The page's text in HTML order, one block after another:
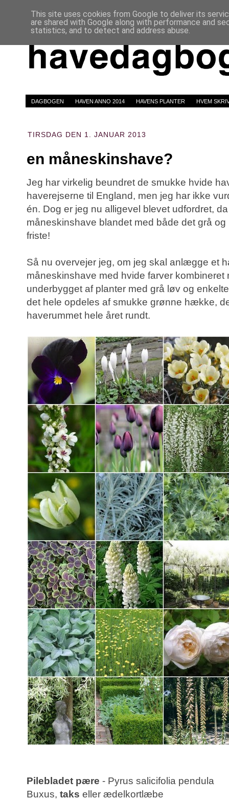
DAGBOGEN HAVEN ANNO 2014 HAVENS PLANTER HVEM
TIRSDAG DEN 1. JANUAR 2013
en måneskinshave?
Jeg har virkelig beundret de smukke hvide
haverejserne til England, men jeg har ikke
én. Dog er jeg nu alligevel blevet udfordret,
måneskinshave blandet med både det grå
friste!
Så nu overvejer jeg, om jeg skal anlægge et
måneskinshave med hvide farver kombineret
underbygget af planter med grå løv og
det hele opdeles af smukke grønne hække,
haverummet hele året rundt.
Pilebladet pære - Pyrus salicifolia pendula
Buxus, taks eller ædelkortlæbe
This site uses cookies from Google to deliver its
are shared with Google along with performance and
statistics, and to detect and address abuse.